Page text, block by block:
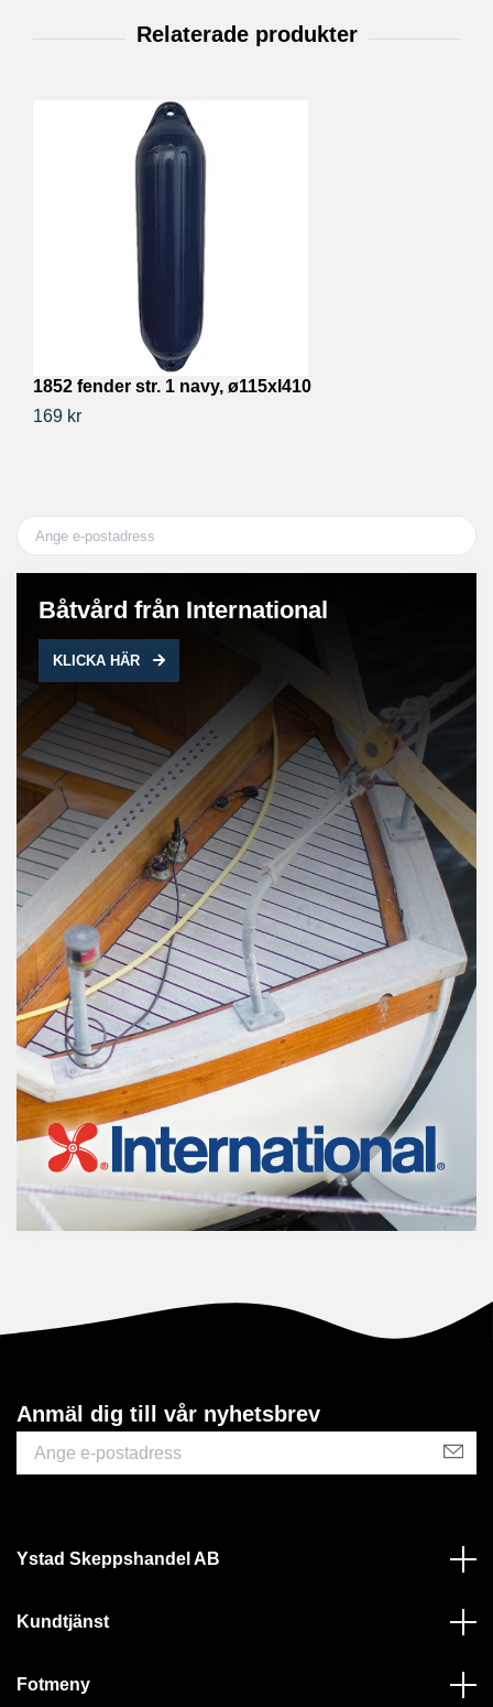
Båtvård från International
KLICKA HÄR
1852 fender str. 1 navy, ø115xl410
169 kr
Anmäl dig till vår nyhetsbrev
Ystad Skeppshandel AB
Kundtjänst
Fotmeny